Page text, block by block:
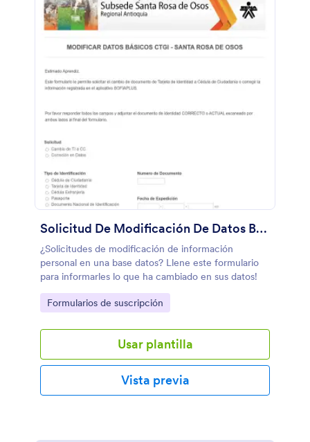
Solicitud De Modificación De Datos Básicos
¿Solicitudes de modificación de información
personal en una base datos? Llene este formulario
para informarles lo que ha cambiado en sus datos!
Go to Category:
Formularios de suscripción
Usar plantilla
Vista previa